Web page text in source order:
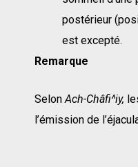
postérieur
est excepté.
Remarque
SelonAch-Châfi^iy,
l’émission de